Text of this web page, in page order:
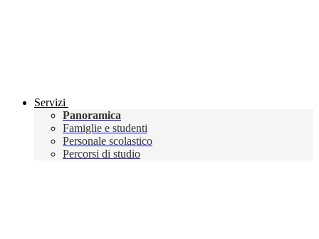
Servizi
Panoramica
Famiglie e studenti
Personale scolastico
Percorsi di studio